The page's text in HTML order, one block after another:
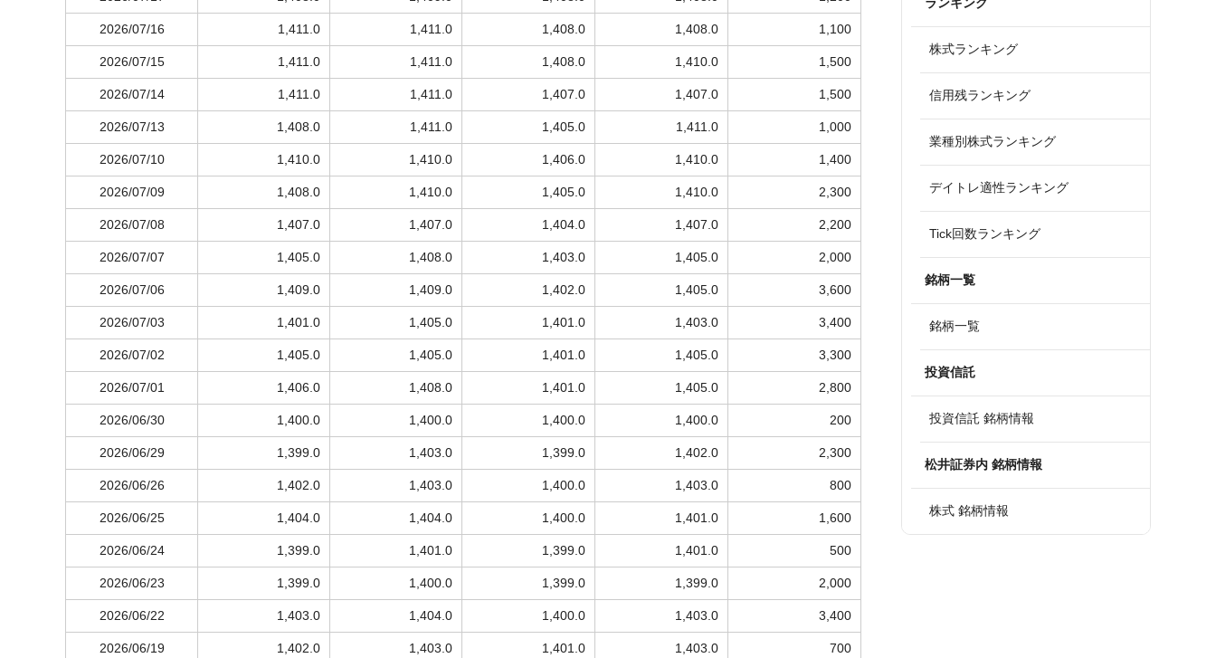
2026/07/16 1,411.0 1,411.0 1,408.0 1,408.0 1,100
2026/07/15 1,411.0 1,411.0 1,408.0 1,410.0 1,500
2026/07/14 1,411.0 1,411.0 1,407.0 1,407.0 1,500
2026/07/13 1,408.0 1,411.0 1,405.0 1,411.0 1,000
2026/07/10 1,410.0 1,410.0 1,406.0 1,410.0 1,400
2026/07/09 1,408.0 1,410.0 1,405.0 1,410.0 2,300
2026/07/08 1,407.0 1,407.0 1,404.0 1,407.0 2,200
2026/07/07 1,405.0 1,408.0 1,403.0 1,405.0 2,000
2026/07/06 1,409.0 1,409.0 1,402.0 1,405.0 3,600
2026/07/03 1,401.0 1,405.0 1,401.0 1,403.0 3,400
2026/07/02 1,405.0 1,405.0 1,401.0 1,405.0 3,300
2026/07/01 1,406.0 1,408.0 1,401.0 1,405.0 2,800
2026/06/30 1,400.0 1,400.0 1,400.0 1,400.0 200
2026/06/29 1,399.0 1,403.0 1,399.0 1,402.0 2,300
2026/06/26 1,402.0 1,403.0 1,400.0 1,403.0 800
2026/06/25 1,404.0 1,404.0 1,400.0 1,401.0 1,600
2026/06/24 1,399.0 1,401.0 1,399.0 1,401.0 500
2026/06/23 1,399.0 1,400.0 1,399.0 1,399.0 2,000
2026/06/22 1,403.0 1,404.0 1,400.0 1,403.0 3,400
2026/06/19 1,402.0 1,403.0 1,401.0 1,403.0 700
株式ランキング
信用残ランキング
業種別株式ランキング
デイトレ適性ランキング
Tick回数ランキング
銘柄一覧
銘柄一覧
投資信託
投資信託 銘柄情報
松井証券内 銘柄情報
株式 銘柄情報